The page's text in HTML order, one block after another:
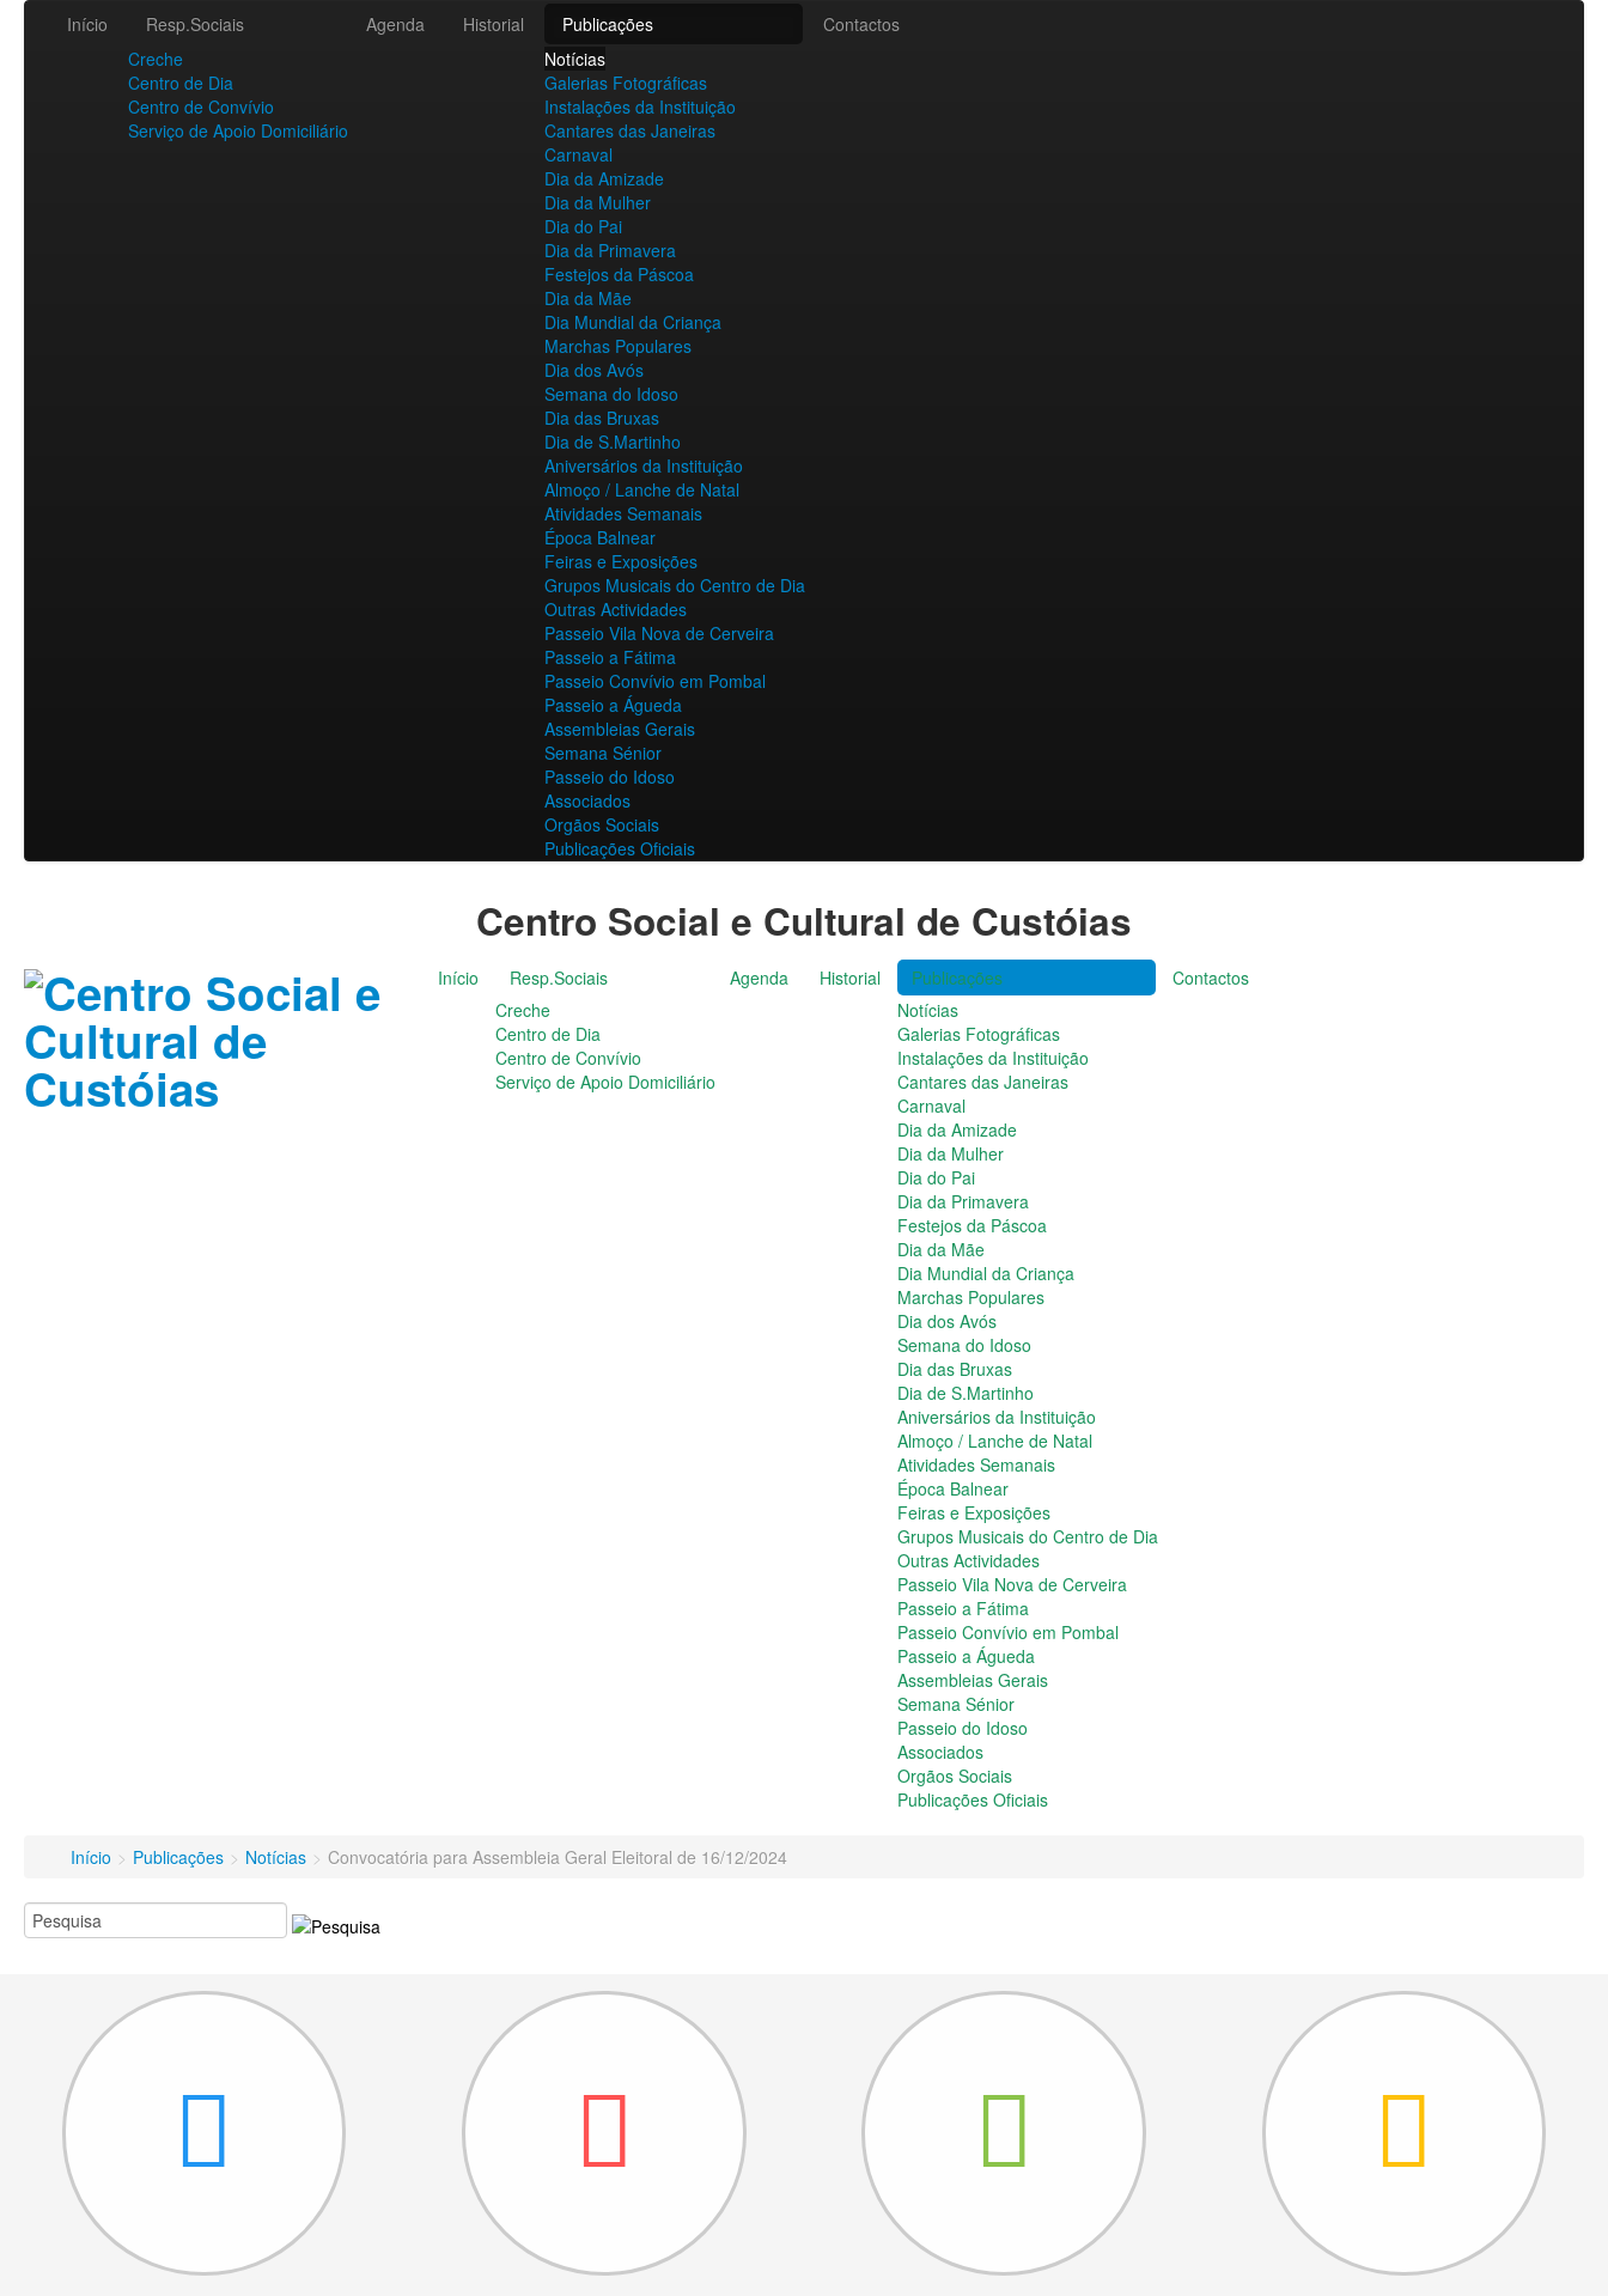
Início
Resp.Sociais
Creche
Centro de Dia
Centro de Convívio
Serviço de Apoio Domiciliário
Agenda Historial
Publicações
Notícias
Galerias Fotográficas
Instalações da Instituição
Cantares das Janeiras
Carnaval
Dia da Amizade
Dia da Mulher
Dia do Pai
Dia da Primavera
Festejos da Páscoa
Dia da Mãe
Dia Mundial da Criança
Marchas Populares
Dia dos Avós
Semana do Idoso
Dia das Bruxas
Dia de S.Martinho
Aniversários da Instituição
Almoço / Lanche de Natal
Atividades Semanais
Época Balnear
Feiras e Exposições
Grupos Musicais do Centro de Dia
Outras Actividades
Passeio Vila Nova de Cerveira
Passeio a Fátima
Passeio Convívio em Pombal
Passeio a Águeda
Assembleias Gerais
Semana Sénior
Passeio do Idoso
Associados
Orgãos Sociais
Publicações Oficiais
Contactos
Centro Social e Cultural de Custóias
Início
Resp.Sociais
Creche
Centro de Dia
Centro de Convívio
Serviço de Apoio Domiciliário
Agenda Historial
Publicações
Notícias
Galerias Fotográficas
Instalações da Instituição
Cantares das Janeiras
Carnaval
Dia da Amizade
Dia da Mulher
Dia do Pai
Dia da Primavera
Festejos da Páscoa
Dia da Mãe
Dia Mundial da Criança
Marchas Populares
Dia dos Avós
Semana do Idoso
Dia das Bruxas
Dia de S.Martinho
Aniversários da Instituição
Almoço / Lanche de Natal
Atividades Semanais
Época Balnear
Feiras e Exposições
Grupos Musicais do Centro de Dia
Outras Actividades
Passeio Vila Nova de Cerveira
Passeio a Fátima
Passeio Convívio em Pombal
Passeio a Águeda
Assembleias Gerais
Semana Sénior
Passeio do Idoso
Associados
Orgãos Sociais
Publicações Oficiais
Contactos
Início > Publicações > Notícias > Convocatória para Assembleia Geral Eleitoral de 16/12/2024